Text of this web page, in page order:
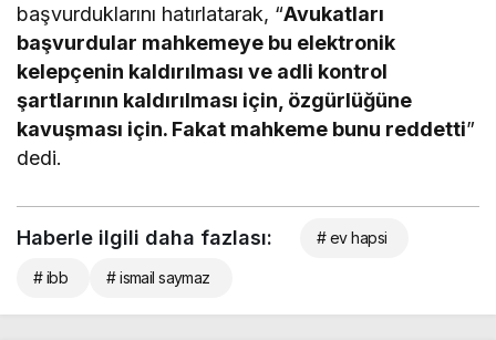
başvurduklarını hatırlatarak, “Avukatları
başvurdular mahkemeye bu elektronik
kelepçenin kaldırılması ve adli kontrol
şartlarının kaldırılması için, özgürlüğüne
kavuşması için. Fakat mahkeme bunu reddetti”
dedi.
Haberle ilgili daha fazlası: # ev hapsi
# ibb # ismail saymaz